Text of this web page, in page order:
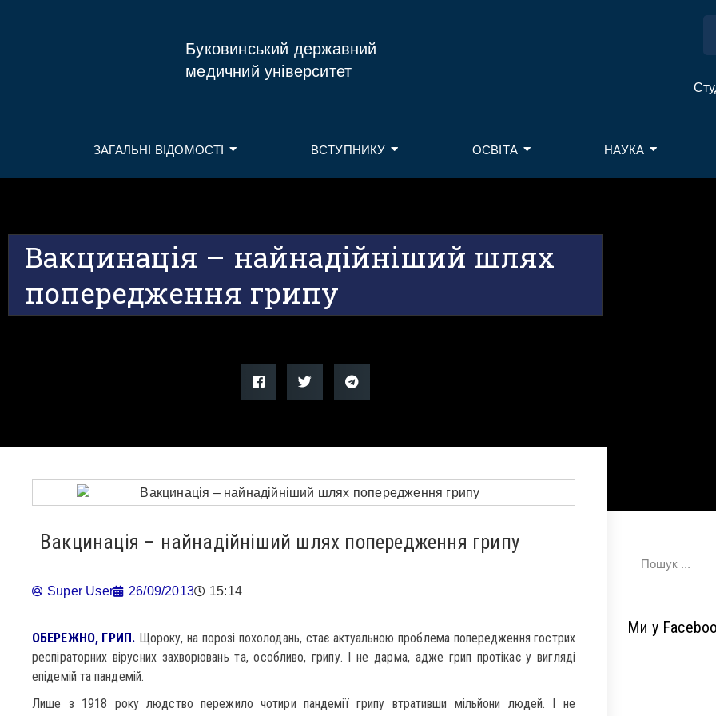
Буковинський державний
медичний університет
ЗАГАЛЬНІ ВІДОМОСТІ ВСТУПНИКУ ОСВІТА НАУКА
Вакцинація – найнадійніший шлях
попередження грипу
Вакцинація – найнадійніший шлях попередження грипу
Super User 26/09/2013 15:14
ОБЕРЕЖНО, ГРИП. Щороку, на порозі похолодань, стає актуальною проблема попередження гострих
респіраторних вірусних захворювань та, особливо, грипу. І не дарма, адже грип протікає у вигляді
епідемій та пандемій.
Лише з 1918 року людство пережило чотири пандемії грипу втративши мільйони людей. І не
Ми у